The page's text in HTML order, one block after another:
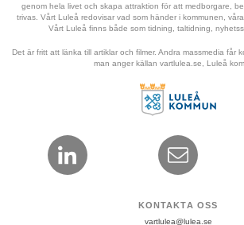
genom hela livet och skapa attraktion för att medborgare,
trivas. Vårt Luleå redovisar vad som händer i kommunen,
Vårt Luleå finns både som tidning, taltidning,
Det är fritt att länka till artiklar och filmer. Andra massmedia får
man anger källan vartlulea.se, Luleå
KONTAKTA OSS
vartlulea@lulea.se